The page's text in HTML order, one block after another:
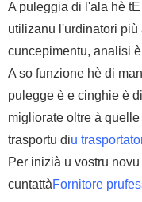
A puleggia di l'ala hè t
utilizanu l'urdinatori più
cuncepimentu, analisi
A so funzione hè di
pulegge è e cinghie è
migliorate oltre à
trasportu diu
Per inizià u vostru
cuntattàFornitore